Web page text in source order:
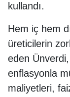
kullandı.
Hem iç hem
üreticilerin
eden Ünverdi,
enflasyonla
maliyetleri,